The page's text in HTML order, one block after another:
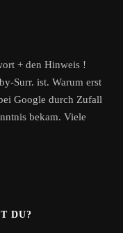
+ den Hinweis !
Surr. ist. Warum erst
Google durch Zufall
bekam. Viele
DU?